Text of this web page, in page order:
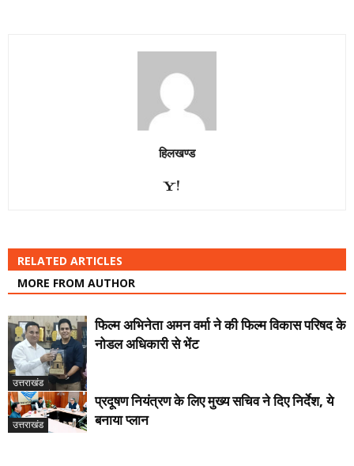
हिलखण्ड
RELATED ARTICLES
MORE FROM AUTHOR
उत्तराखंड
फिल्म अभिनेता अमन वर्मा ने की फिल्म विकास परिषद के
नोडल अधिकारी से भेंट
उत्तराखंड
प्रदूषण नियंत्रण के लिए मुख्य सचिव ने दिए निर्देश, ये
बनाया प्लान